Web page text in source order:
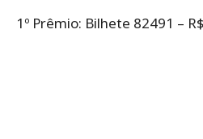
1º Prêmio: Bilhete 82491 –